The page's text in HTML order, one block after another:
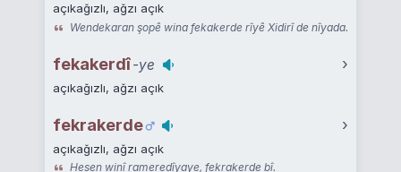
açıkağızlı, ağzı açık
Wendekaran şopê wina fekakerde rîyê Xidirî de nîyada.
fekakerdî-ye ›
açıkağızlı, ağzı açık
fekrakerde ›
açıkağızlı, ağzı açık
Hesen winî rameredîyaye, fekrakerde bî.